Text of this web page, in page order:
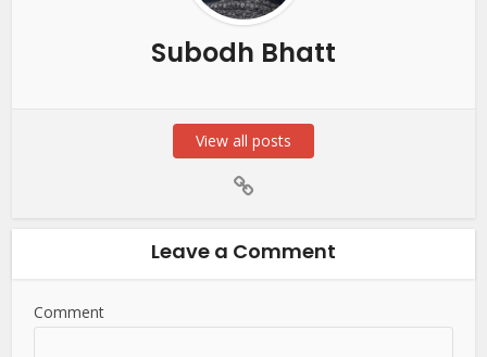
Subodh Bhatt
View all posts
Leave a Comment
Comment